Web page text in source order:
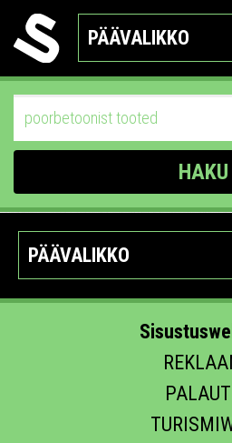
PÄÄVALIKKO
HAKU
PÄÄVALIKKO